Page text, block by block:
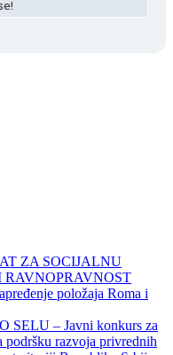
ZA SOCIJALNU
položaja Roma i
– Javni konkurs za
podršku razvoja privrednih